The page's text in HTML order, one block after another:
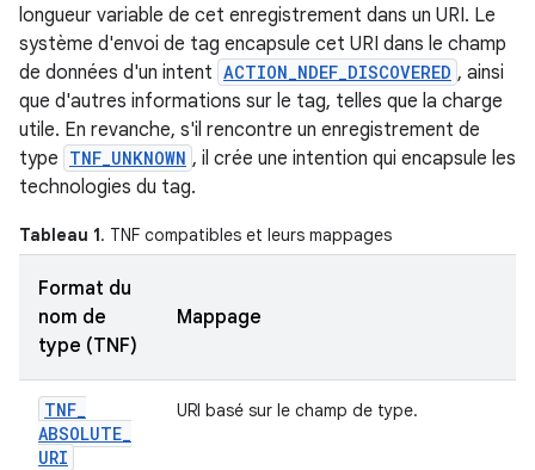
longueur variable de cet enregistrement dans un URI. Le
système d'envoi de tag encapsule cet URI dans le champ
de données d'un intent ACTION_NDEF_DISCOVERED , ainsi
que d'autres informations sur le tag, telles que la charge
utile. En revanche, s'il rencontre un enregistrement de
type TNF_UNKNOWN , il crée une intention qui encapsule les
technologies du tag.
Tableau 1. TNF compatibles et leurs mappages
Format du
nom de
type (TNF)
Mappage
TNF_
ABSOLUTE_
URI
URI basé sur le champ de type.